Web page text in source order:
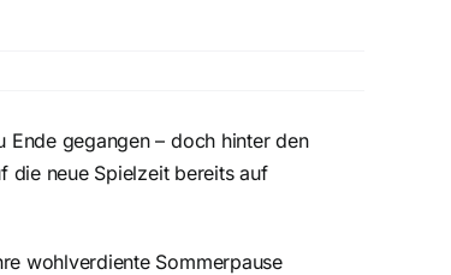
gegangen – doch hinter den
die neue Spielzeit bereits auf
wohlverdiente Sommerpause